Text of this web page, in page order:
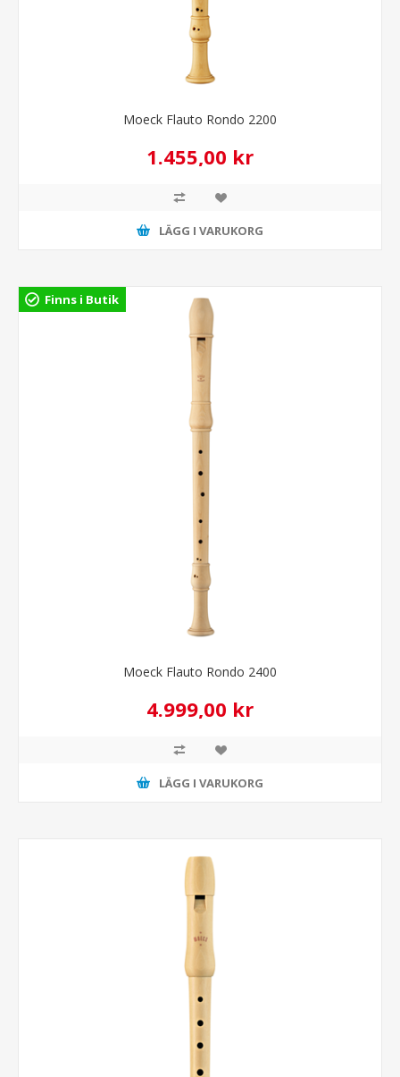
Moeck Flauto Rondo 2200
1.455,00 kr
LÄGG I VARUKORG
Finns i Butik
Moeck Flauto Rondo 2400
4.999,00 kr
LÄGG I VARUKORG